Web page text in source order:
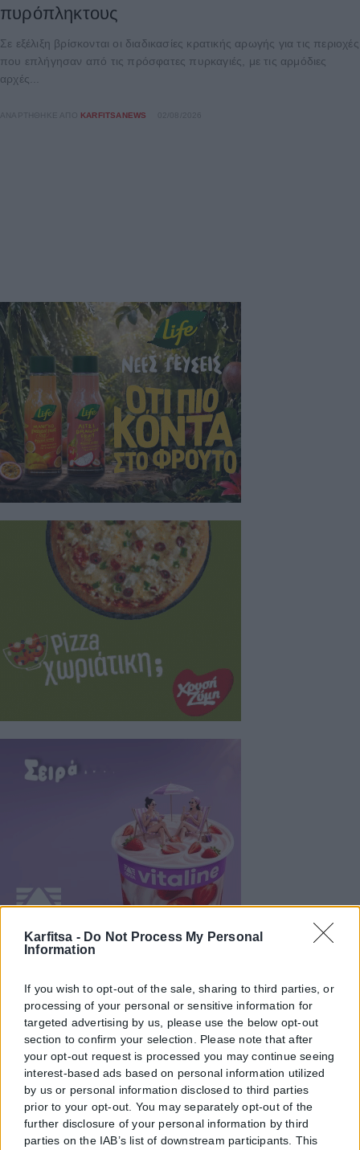
Karfitsa - Do Not Process My Personal
Information
If you wish to opt-out of the sale, sharing to third parties, or
processing of your personal or sensitive information for
targeted advertising by us, please use the below opt-out
section to confirm your selection. Please note that after
your opt-out request is processed you may continue seeing
interest-based ads based on personal information utilized
by us or personal information disclosed to third parties
prior to your opt-out. You may separately opt-out of the
further disclosure of your personal information by third
parties on the IAB’s list of downstream participants. This
πυρόπληκτους
Σε εξέλιξη βρίσκονται οι διαδικασίες κρατικής αρωγής για τις περιοχές
που επλήγησαν από τις πρόσφατες πυρκαγιές, με τις αρμόδιες
αρχές...
KARFITSANEWS